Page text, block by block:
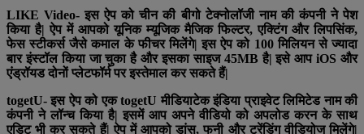
LIKE Video- इस ऐप को चीन की बीगो टेक्नोलॉजी नाम की कंपनी ने पेश
किया है| ऐप में आपको यूनिक म्यूजिक मैजिक फिल्टर, एक्टिंग और लिपसिंक,
फेस स्टीकर्स जैसे कमाल के फीचर मिलेंगे| इस ऐप को 100 मिलियन से ज्यादा
बार इंस्टॉल किया जा चुका है और इसका साइज 45MB है| इसे आप iOS और
एंड्रॉयड दोनों प्लेटफॉर्म पर इस्तेमाल कर सकते हैं|
togetU- इस ऐप को एक togetU मीडियाटेक इंडिया प्राइवेट लिमिटेड नाम की
कंपनी ने लॉन्च किया है| इसमें आप अपने वीडियो को अपलोड करन के साथ
एडिट भी कर सकते हैं| ऐप में आपको डांस, फनी और ट्रेंडिंग वीडियोज मिलेंगे|